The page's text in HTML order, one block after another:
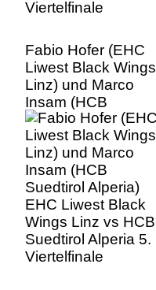
Fabio Hofer (EHC
Liwest Black Wings
Linz) und Marco
Insam (HCB
Suedtirol Alperia)
EHC Liwest Black
Wings Linz vs HCB
Suedtirol Alperia 5.
Viertelfinale